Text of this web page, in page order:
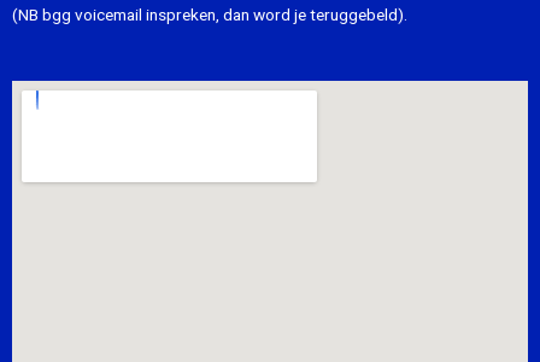
(NB bgg voicemail inspreken, dan word je teruggebeld).